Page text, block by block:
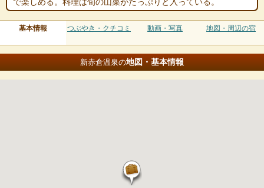
基本情報 つぶやき・クチコミ 動画・写真 地図・周辺の宿
新赤倉温泉の地図・基本情報